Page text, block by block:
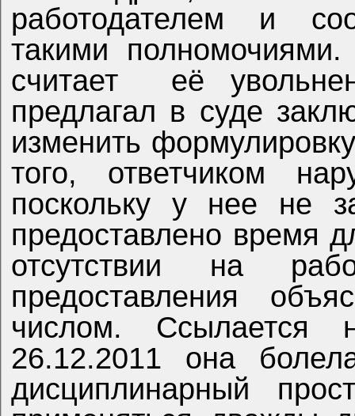
работодателем и
такими полномочиями.
считает
её
предлагал в суде
изменить
того, ответчиком
поскольку у нее не
предоставлено время
отсутствии на
предоставления
числом.
26.12.2011 она
дисциплинарный